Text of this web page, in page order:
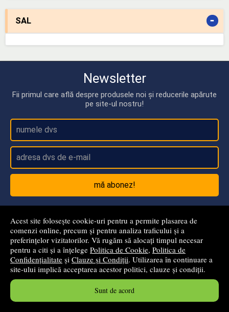
Acest site folosește cookie-uri pentru a permite plasarea de
comenzi online, precum și pentru analiza traficului și a
preferințelor vizitatorilor. Vă rugăm să alocați timpul necesar
pentru a citi și a înțelege Politica de Cookie, Politica de
Confidențialitate și Clauze și Condiții. Utilizarea în continuare a
site-ului implică acceptarea acestor politici, clauze și condiții.
Sunt de acord
SAL -
Newsletter
Fii primul care află despre produsele noi și reducerile apărute
pe site-ul nostru!
mă abonez!
Politici
Termeni și condiții